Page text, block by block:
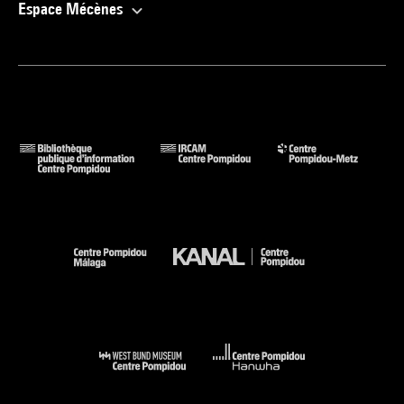
255-5
Pompidou, 2024 (cit. p. 116 et reprod. coul. p. 114) . N° isbn
978-2-84426-976-8
Musée national d''art moderne, 27 mars-1er juillet 2024. -
Espace Mécènes